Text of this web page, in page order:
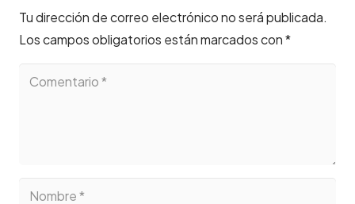
Tu dirección de correo electrónico no será publicada.
Los campos obligatorios están marcados con*